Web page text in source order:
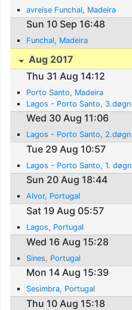
avreise Funchal, Madeira
Sun 10 Sep 16:48
Funchal, Madeira
Aug 2017
Thu 31 Aug 14:12
Porto Santo, Madeira
Lagos - Porto Santo, 3.døgn
Wed 30 Aug 11:06
Lagos - Porto Santo, 2.døgn
Tue 29 Aug 10:57
Lagos - Porto Santo, 1. døgn
Sun 20 Aug 18:44
Alvor, Portugal
Sat 19 Aug 05:57
Lagos, Portugal
Wed 16 Aug 15:28
Sines, Portugal
Mon 14 Aug 15:39
Sesimbra, Portugal
Thu 10 Aug 15:18